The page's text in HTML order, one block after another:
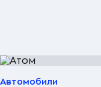
Автомобили